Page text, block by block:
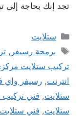
تجد إنك بحاجة إلى
التصنيفات
ستلايت
الوسوم
برمجة رسيفر ,
تركيب ستلايت
انترنت, رسيفر واي
ستلايت, فني تركيب
ستلايت, فني ستلايت 24 ساعة